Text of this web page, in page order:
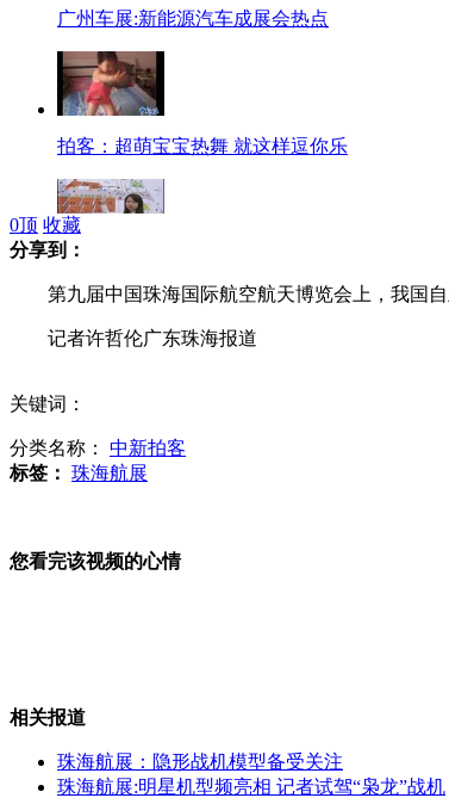
广州车展:新能源汽车成展会热点
拍客：超萌宝宝热舞 就这样逗你乐
日产商大规模展示望提升在中国业绩
广州车展预展:宾利保时捷等集中亮相
0顶 收藏
分享到：
第九届中国珠海国际航空航天博览会上，我国自
记者许哲伦广东珠海报道
关键词：
分类名称： 中新拍客
标签： 珠海航展
您看完该视频的心情
相关报道
珠海航展：隐形战机模型备受关注
珠海航展:明星机型频亮相 记者试驾“枭龙”战机